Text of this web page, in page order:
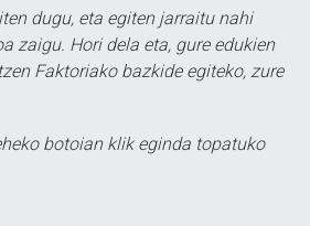
dugu, eta egiten jarraitu nahi
zaigu. Hori dela eta, gure edukien
Faktoriako bazkide egiteko, zure
botoian klik eginda topatuko